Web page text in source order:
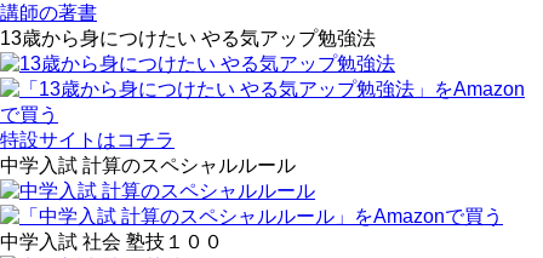
講師の著書
13歳から身につけたい やる気アップ勉強法
特設サイトはコチラ
中学入試 計算のスペシャルルール
中学入試 社会 塾技１００